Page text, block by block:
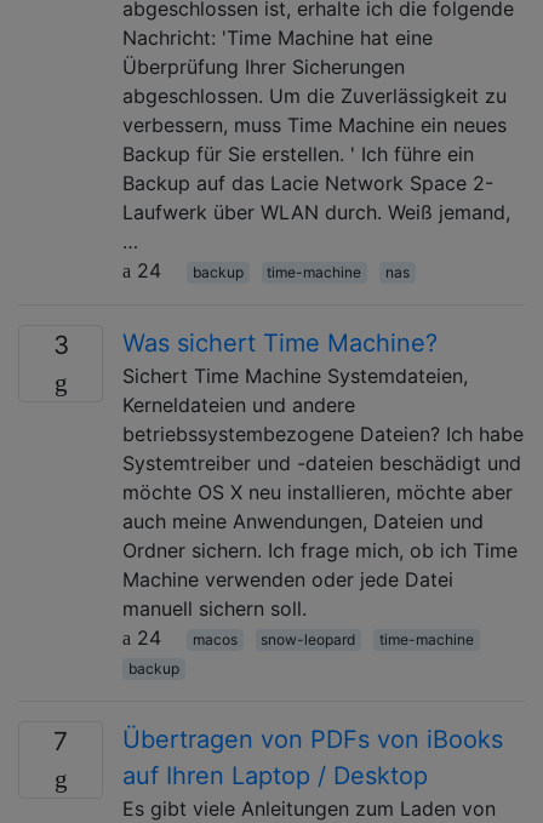
abgeschlossen ist, erhalte ich die folgende
Nachricht: 'Time Machine hat eine
Überprüfung Ihrer Sicherungen
abgeschlossen. Um die Zuverlässigkeit zu
verbessern, muss Time Machine ein neues
Backup für Sie erstellen. ' Ich führe ein
Backup auf das Lacie Network Space 2-
Laufwerk über WLAN durch. Weiß jemand,
…
24
backup time-machine nas
3 Was sichert Time Machine?
Sichert Time Machine Systemdateien,
Kerneldateien und andere
betriebssystembezogene Dateien? Ich habe
Systemtreiber und -dateien beschädigt und
möchte OS X neu installieren, möchte aber
auch meine Anwendungen, Dateien und
Ordner sichern. Ich frage mich, ob ich Time
Machine verwenden oder jede Datei
manuell sichern soll.
24
macos snow-leopard
time-machine
backup
7
Übertragen von PDFs von iBooks
auf Ihren Laptop / Desktop
Es gibt viele Anleitungen zum Laden von